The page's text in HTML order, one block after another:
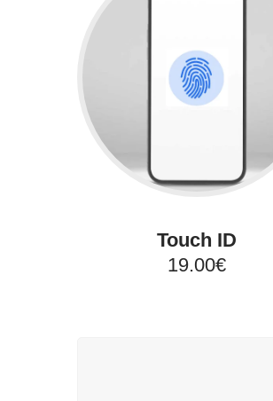
Touch ID
19.00€